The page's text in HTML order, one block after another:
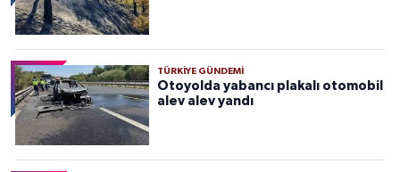
TÜRKIYE GÜNDEMI
Otoyolda yabancı plakalı otomobil
alev alev yandı